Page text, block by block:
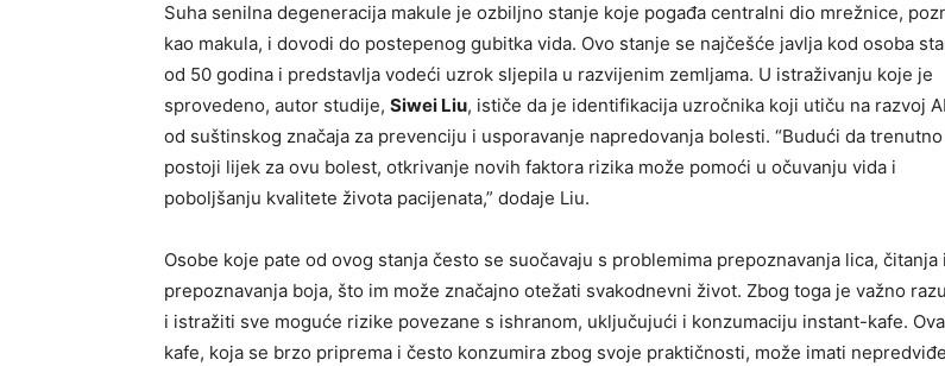
Suha senilna degeneracija makule je ozbiljno stanje koje pogađa centralni dio mrežnice,
kao makula, i dovodi do postepenog gubitka vida. Ovo stanje se najčešće javlja kod osoba
od 50 godina i predstavlja vodeći uzrok sljepila u razvijenim zemljama. U istraživanju koje je
sprovedeno, autor studije, Siwei Liu, ističe da je identifikacija uzročnika koji utiču na razvoj
od suštinskog značaja za prevenciju i usporavanje napredovanja bolesti. “Budući da
postoji lijek za ovu bolest, otkrivanje novih faktora rizika može pomoći u očuvanju vida i
poboljšanju kvalitete života pacijenata,” dodaje Liu.
Osobe koje pate od ovog stanja često se suočavaju s problemima prepoznavanja lica, čitanja i
prepoznavanja boja, što im može značajno otežati svakodnevni život. Zbog toga je važno
i istražiti sve moguće rizike povezane s ishranom, uključujući i konzumaciju instant-kafe.
kafe, koja se brzo priprema i često konzumira zbog svoje praktičnosti, može imati